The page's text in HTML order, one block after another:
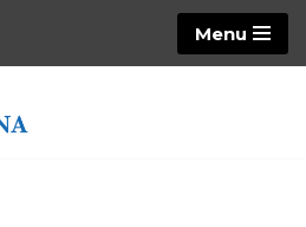
Menu